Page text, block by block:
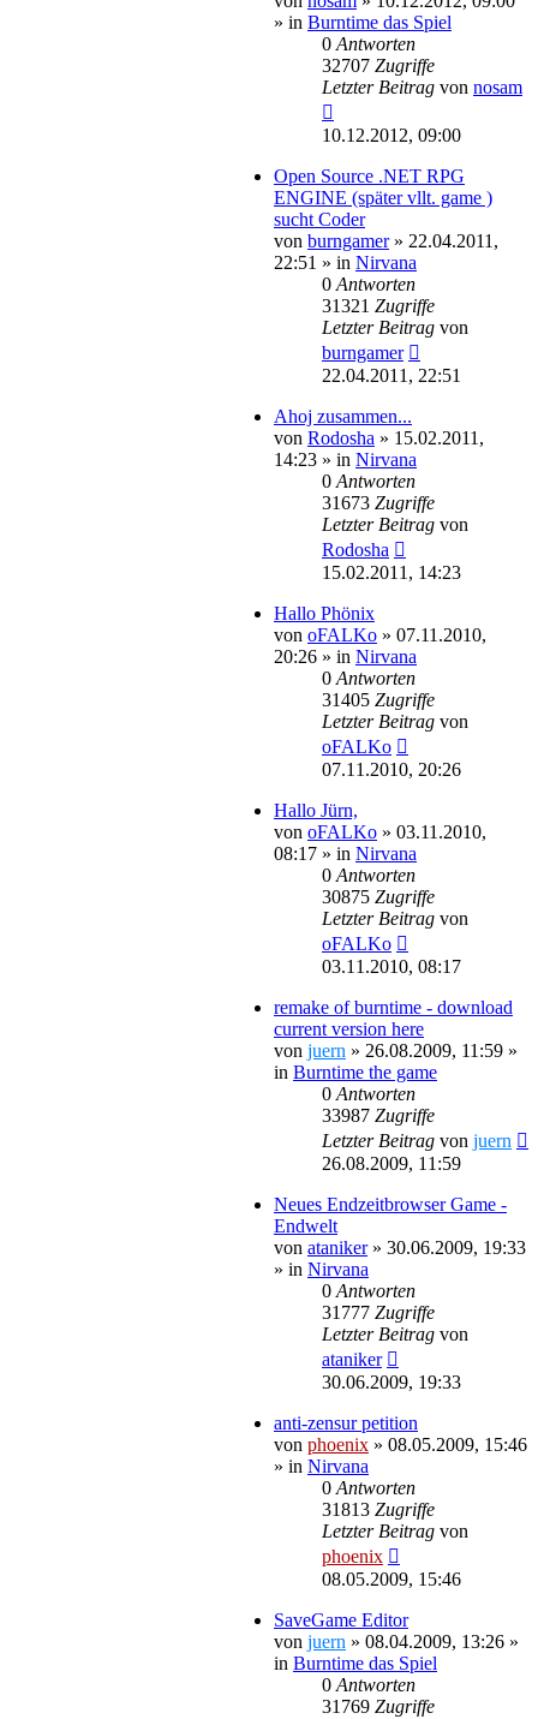
» in Burntime das Spiel
0 Antworten
32707 Zugriffe
Letzter Beitrag von nosam
10.12.2012, 09:00
Open Source .NET RPG
ENGINE (später vllt. game )
sucht Coder
von burngamer» 22.04.2011,
22:51 » in Nirvana
0 Antworten
31321 Zugriffe
Letzter Beitrag von
burngamer
22.04.2011, 22:51
Ahoj zusammen...
von Rodosha » 15.02.2011,
14:23 » in Nirvana
0 Antworten
31673 Zugriffe
Letzter Beitrag von
Rodosha
15.02.2011, 14:23
Hallo Phönix
von oFALKo » 07.11.2010,
20:26 » in Nirvana
0 Antworten
31405 Zugriffe
Letzter Beitrag von
oFALKo
07.11.2010, 20:26
Hallo Jürn,
von oFALKo » 03.11.2010,
08:17 » in Nirvana
0 Antworten
30875 Zugriffe
Letzter Beitrag von
oFALKo
03.11.2010, 08:17
remake of burntime - download
current version here
von juern » 26.08.2009, 11:59 »
in Burntime the game
0 Antworten
33987 Zugriffe
Letzter Beitrag von juern
26.08.2009, 11:59
Neues Endzeitbrowser Game -
Endwelt
von ataniker» 30.06.2009, 19:33
» in Nirvana
0 Antworten
31777 Zugriffe
Letzter Beitrag von
ataniker
30.06.2009, 19:33
anti-zensur petition
von phoenix » 08.05.2009, 15:46
» in Nirvana
0 Antworten
31813 Zugriffe
Letzter Beitrag von
phoenix
08.05.2009, 15:46
SaveGame Editor
von juern » 08.04.2009, 13:26 »
in Burntime das Spiel
0 Antworten
31769 Zugriffe